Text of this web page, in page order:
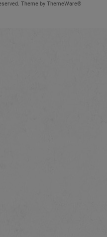
Theme by ThemeWare®